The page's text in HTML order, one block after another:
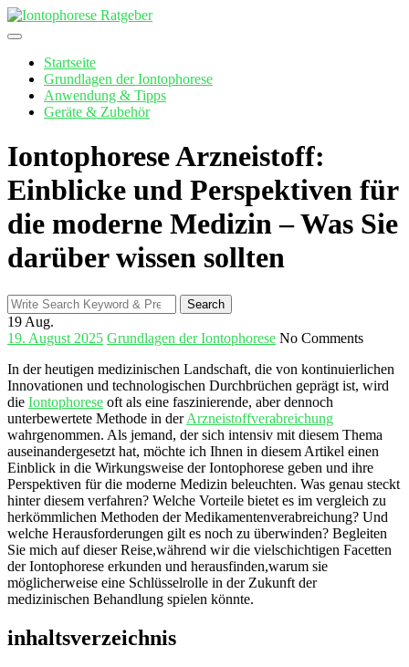
Skip
to
Startseite
Grundlagen der Iontophorese
Anwendung & Tipps
Geräte & Zubehör
Iontophorese Arzneistoff:
Einblicke und Perspektiven für
die moderne Medizin – Was Sie
darüber wissen sollten
Search
for:
Search
19 Aug.
19. August 2025 Grundlagen der Iontophorese No Comments
In ​der heutigen ⁢medizinischen Landschaft, die von kontinuierlichen
Innovationen und technologischen Durchbrüchen geprägt ist, wird
die Iontophorese ‍oft als eine faszinierende, aber dennoch​
unterbewertete ⁤Methode in der‍Arzneistoffverabreichung
wahrgenommen. Als jemand, der sich intensiv mit ‍diesem Thema
auseinandergesetzt hat, möchte ich Ihnen in diesem⁣ Artikel einen
Einblick in die Wirkungsweise ⁣der Iontophorese geben und ihre
Perspektiven für die moderne Medizin beleuchten.⁤ Was genau steckt
hinter diesem⁣ verfahren?‌ Welche Vorteile bietet‍ es im vergleich zu
herkömmlichen Methoden der Medikamentenverabreichung?‍ Und
welche ‌Herausforderungen gilt es noch ‍zu überwinden? Begleiten
Sie mich auf dieser ⁣Reise,während​ wir ‍die vielschichtigen Facetten
der ⁤Iontophorese erkunden und herausfinden,warum sie
möglicherweise‌ eine Schlüsselrolle in ⁤der Zukunft‍ der
medizinischen Behandlung spielen könnte.
inhaltsverzeichnis